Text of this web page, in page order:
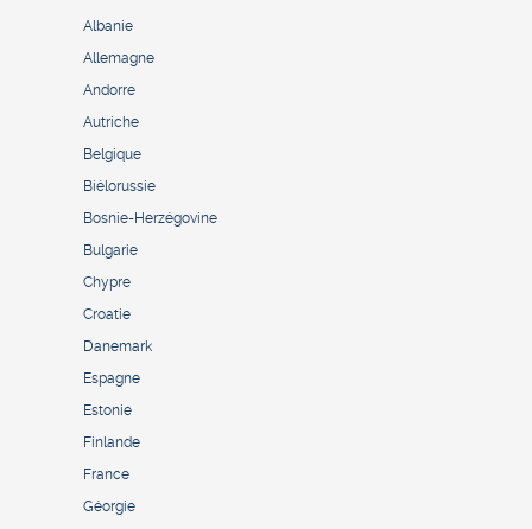
Albanie
Allemagne
Andorre
Autriche
Belgique
Biélorussie
Bosnie-Herzégovine
Bulgarie
Chypre
Croatie
Danemark
Espagne
Estonie
Finlande
France
Géorgie